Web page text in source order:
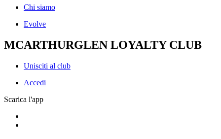
Chi siamo
Evolve
MCARTHURGLEN LOYALTY CLUB
Unisciti al club
Accedi
Scarica l'app